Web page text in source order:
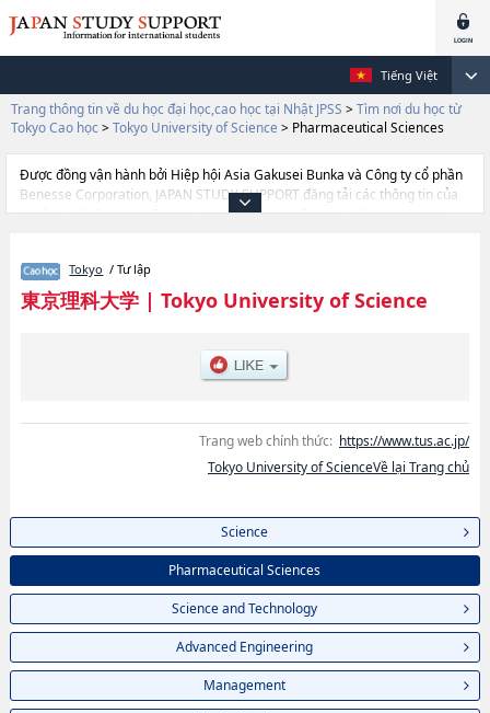
Tiếng Việt
Trang thông tin về du học đại học,cao học tại Nhật JPSS > Tìm nơi du học từ
Tokyo Cao học > Tokyo University of Science > Pharmaceutical Sciences
Được đồng vận hành bởi Hiệp hội Asia Gakusei Bunka và Công ty cổ phần
Benesse Corporation, JAPAN STUDY SUPPORT đăng tải các thông tin của
khoảng 1.300 trường đại học, cao học, trường đại học ngắn hạn, trường
thông tin cần thiết dành cho du học sinh, như là về các
SciencehoặcPharmaceutical ScienceshoặcScience and
TechnologyhoặcAdvanced EngineeringhoặcManagementhoặcBiological
tuyển như số lượng tuyển sinh, số lượng trúng tuyển, cở sở trang thiết bị,
Tokyo / Tư lập
東京理科大学| Tokyo University of Science
Trang web chính thức: https://www.tus.ac.jp/
Tokyo University of ScienceVề lại Trang chủ
Science
Pharmaceutical Sciences
Science and Technology
Advanced Engineering
Management